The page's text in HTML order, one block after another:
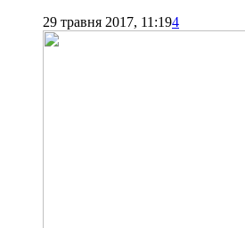
29 травня 2017, 11:194